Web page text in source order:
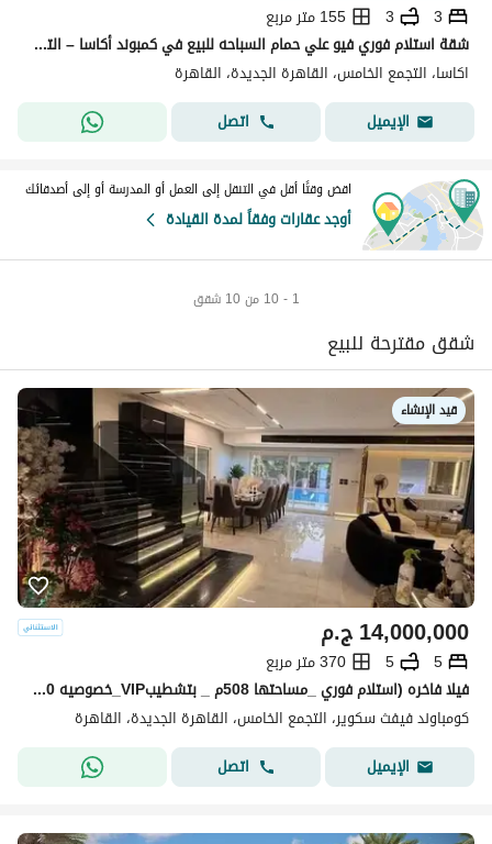
3
3
155 متر مربع
شقة استلام فوري فيو علي حمام السباحه للبيع في كمبوند أكاسا – التجمع الخامس من تطوير دار العالميةAcasa Compound – Fifth Settlement
اكاسا، التجمع الخامس، القاهرة الجديدة، القاهرة
الإيميل
اتصل
اقض وقتًا أقل في التنقل إلى العمل أو المدرسة أو إلى أصدقائك
أوجد عقارات وفقاً لمدة القيادة
1 - 10 من 10 شقق
شقق مقترحة للبيع
قيد الإنشاء
ج.م14,000,000
5
5
370 متر مربع
فيلا فاخره (استلام فوري _مساحتها 508م _ بتشطيبVIP_خصوصيه 100%)للبيع فى فيفت سكوير المراسم Fifth Square التجمع الخامس بجوار بالم هيلز وماونتن فيووAUC
كومباوند فيفث سكوير، التجمع الخامس، القاهرة الجديدة، القاهرة
الإيميل
اتصل